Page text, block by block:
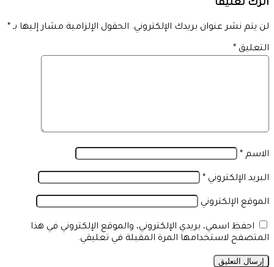
اترك تعليقاً
لن يتم نشر عنوان بريدك الإلكتروني. الحقول الإلزامية مشار إليها بـ *
التعليق *
الاسم *
البريد الإلكتروني *
الموقع الإلكتروني
احفظ اسمي، بريدي الإلكتروني، والموقع الإلكتروني في هذا
المتصفح لاستخدامها المرة المقبلة في تعليقي.